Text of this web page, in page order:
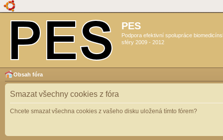
PES
Podpora efektivní spolupráce
sféry 2009 - 2012
Obsah fóra
Smazat všechny cookies z fóra
Chcete smazat všechna cookies z vašeho disku uložená tímto fórem?